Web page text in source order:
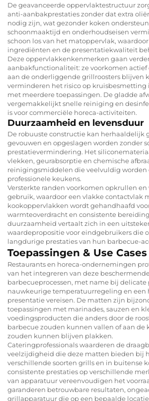
De geavanceerde oppervlaktestructuur
anti-aanbakprestaties zonder dat extra
nodig zijn, wat gezonder koken
schoonmaaktijd en onderhoudseisen
schoon los van het matoppervlak,
ingrediënten en de presentatiekwaliteit
Deze oppervlakkenkenmerken gaan
aanbakfunctionaliteit: ze voorkomen actief
aan de onderliggende grillroosters blijven
verminderen het risico op
met meerdere toepassingen. De gladde
vergemakkelijkt snelle reiniging en
is voor commerciële horeca-activiteiten.
Duurzaamheid en levensduur
De robuuste constructie kan herhaaldelijk
gevouwen en opgeslagen worden zonder
prestatievermindering. Het
vlekken, geurabsorptie en chemische
reinigingsmiddelen die veelvuldig worden
professionele keukens.
Versterkte randen voorkomen opkrullen
gebruik, waardoor een vlakke contactvlak
kookoppervlakken wordt gehandhaafd
warmteoverdracht en consistente
duurzaamheid vertaalt zich in een
waardepropositie voor eindgebruikers die
langdurige prestaties van hun barbecue-
Toepassingen & Use Cases
Restaurants en horeca-ondernemingen
van het integreren van deze
barbecueprocessen, met name bij
nauwkeurige temperatuurregeling en een
presentatie vereisen. De matten zijn
toepassingen met marinades, sauzen en
voedingsproducten die anders door de
barbecue zouden kunnen vallen of aan de
zouden kunnen blijven plakken.
Cateringprofessionals waarderen de
veelzijdigheid die deze matten bieden bij
verschillende soorten grills en in buitense
consistente prestaties op verschillende
van apparatuur vereenvoudigen het
garanderen betrouwbare resultaten,
grillapparatuur die op een bepaalde